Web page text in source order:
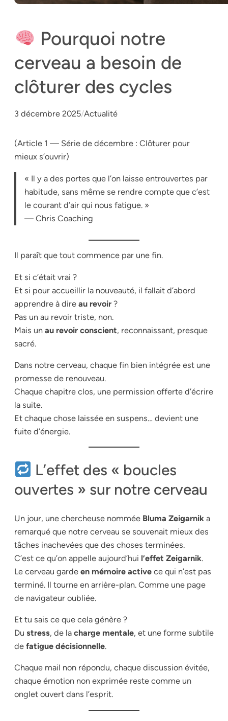
Pourquoi notre
cerveau a besoin de
clôturer des cycles
3 décembre 2025/Actualité
(Article 1 — Série de décembre : Clôturer pour
mieux s’ouvrir)
« Il y a des portes que l’on laisse entrouvertes par
habitude, sans même se rendre compte que c’est
le courant d’air qui nous fatigue. »
— Chris Coaching
Il paraît que tout commence par une fin.
Et si c’était vrai ?
Et si pour accueillir la nouveauté, il fallait d’abord
apprendre à dire au revoir ?
Pas un au revoir triste, non.
Mais un au revoir conscient, reconnaissant, presque
sacré.
Dans notre cerveau, chaque fin bien intégrée est une
promesse de renouveau.
Chaque chapitre clos, une permission offerte d’écrire
la suite.
Et chaque chose laissée en suspens… devient une
fuite d’énergie.
L’effet des « boucles
ouvertes » sur notre cerveau
Un jour, une chercheuse nommée Bluma Zeigarnik a
remarqué que notre cerveau se souvenait mieux des
tâches inachevées que des choses terminées.
C’est ce qu’on appelle aujourd’hui l’effet Zeigarnik.
Le cerveau garde en mémoire active ce qui n’est pas
terminé. Il tourne en arrière-plan. Comme une page
de navigateur oubliée.
Et tu sais ce que cela génère ?
Du stress, de la charge mentale, et une forme subtile
de fatigue décisionnelle.
Chaque mail non répondu, chaque discussion évitée,
chaque émotion non exprimée reste comme un
onglet ouvert dans l’esprit.